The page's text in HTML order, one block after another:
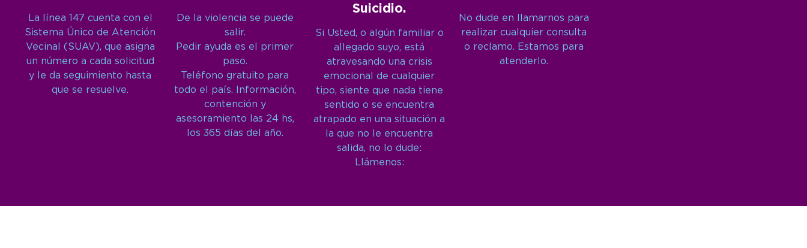
La línea 147 cuenta con el
Sistema Único de Atención
Vecinal (SUAV), que asigna
un número a cada solicitud
y le da seguimiento hasta
que se resuelve.
De la violencia se puede
salir.
Pedir ayuda es el primer
paso.
Teléfono gratuito para
todo el país. Información,
contención y
asesoramiento las 24 hs,
los 365 días del año.
Suicidio.
Si Usted, o algún familiar o
allegado suyo, está
atravesando una crisis
emocional de cualquier
tipo, siente que nada tiene
sentido o se encuentra
atrapado en una situación a
la que no le encuentra
salida, no lo dude:
Llámenos:
No dude en llamarnos para
realizar cualquier consulta
o reclamo. Estamos para
atenderlo.